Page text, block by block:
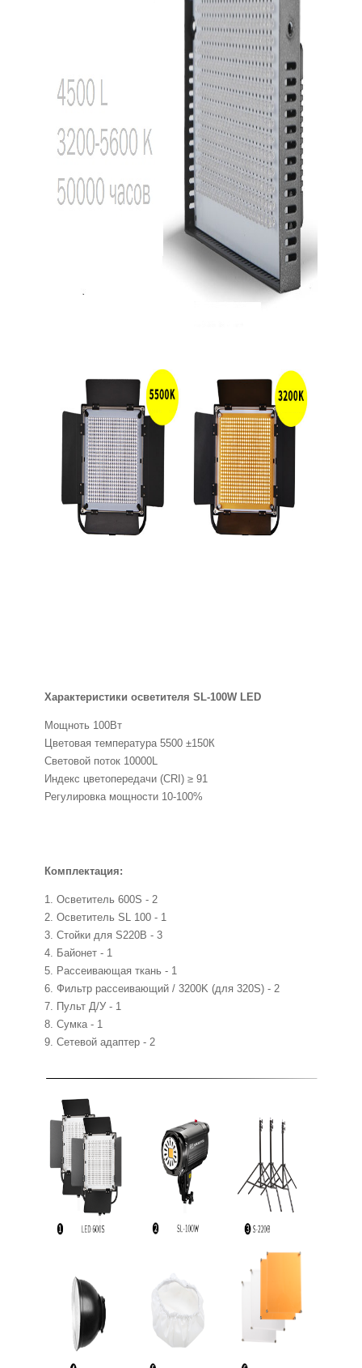
Характеристики осветителя SL-100W LED
Мощноть 100Вт
Цветовая температура 5500 ±150К
Световой поток 10000L
Индекс цветопередачи (CRI) ≥ 91
Регулировка мощности 10-100%
Комплектация:
1. Осветитель 600S - 2
2. Осветитель SL 100 - 1
3. Стойки для S220B - 3
4. Байонет - 1
5. Рассеивающая ткань - 1
6. Фильтр рассеивающий / 3200K (для 320S) - 2
7. Пульт Д/У - 1
8. Сумка - 1
9. Сетевой адаптер - 2